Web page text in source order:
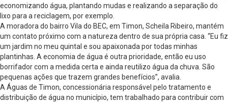
economizando água, plantando mudas e realizando a separação do
lixo para a reciclagem, por exemplo.
A moradora do bairro Vila do BEC, em Timon, Scheila Ribeiro, mantém
um contato próximo com a natureza dentro de sua própria casa. “Eu fiz
um jardim no meu quintal e sou apaixonada por todas minhas
plantinhas. A economia de água é outra prioridade, então eu uso
borrifador com a medida certa e ainda reutilizo água da chuva. São
pequenas ações que trazem grandes benefícios”, avalia.
A Águas de Timon, concessionária responsável pelo tratamento e
distribuição de água no município, tem trabalhado para contribuir com